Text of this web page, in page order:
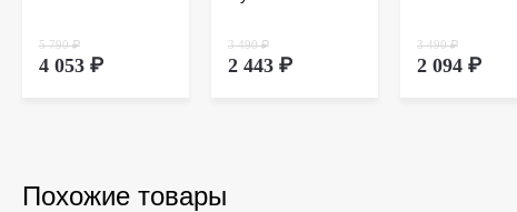
5 790 ₽
4 053 ₽
3 490 ₽
2 443 ₽
3 490 ₽
2 094 ₽
Похожие товары